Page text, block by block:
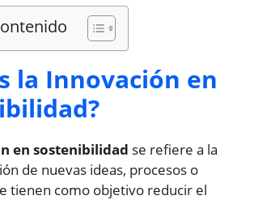
la Innovación en
en sostenibilidad se refiere a la
de nuevas ideas, procesos o
tienen como objetivo reducir el